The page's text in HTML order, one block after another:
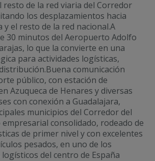
resto de la red viaria del Corredor
los desplazamientos hacia
y el resto de la red nacional.A
30 minutos del Aeropuerto Adolfo
lo que la convierte en una
para actividades logísticas,
comunicación
público, con estación de
Azuqueca de Henares y diversas
con conexión a Guadalajara,
municipios del Corredor del
consolidado, rodeado de
de primer nivel y con excelentes
pesados, en uno de los
del centro de España